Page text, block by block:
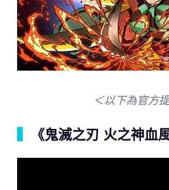
＜以下為官方
《鬼滅之刃 火之神血